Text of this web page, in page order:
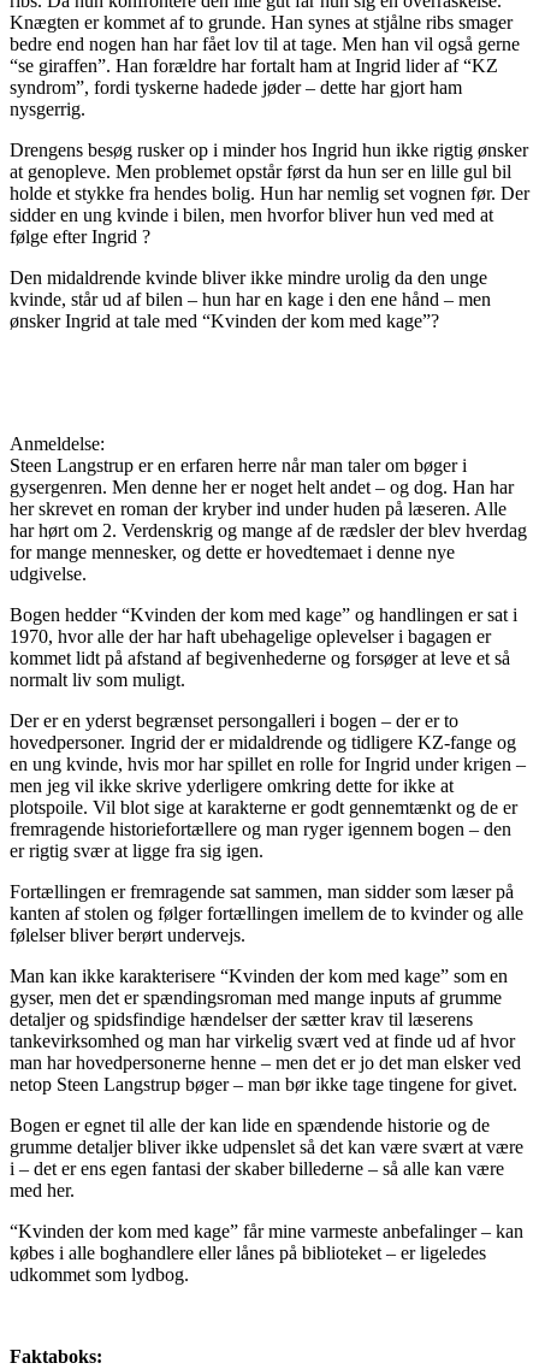
Knægten er kommet af to grunde. Han synes at stjålne ribs smager
bedre end nogen han har fået lov til at tage. Men han vil også gerne
“se giraffen”. Han forældre har fortalt ham at Ingrid lider af “KZ
syndrom”, fordi tyskerne hadede jøder – dette har gjort ham
nysgerrig.
Drengens besøg rusker op i minder hos Ingrid hun ikke rigtig ønsker
at genopleve. Men problemet opstår først da hun ser en lille gul bil
holde et stykke fra hendes bolig. Hun har nemlig set vognen før. Der
sidder en ung kvinde i bilen, men hvorfor bliver hun ved med at
følge efter Ingrid ?
Den midaldrende kvinde bliver ikke mindre urolig da den unge
kvinde, står ud af bilen – hun har en kage i den ene hånd – men
ønsker Ingrid at tale med “Kvinden der kom med kage”?
Anmeldelse:
Steen Langstrup er en erfaren herre når man taler om bøger i
gysergenren. Men denne her er noget helt andet – og dog. Han har
her skrevet en roman der kryber ind under huden på læseren. Alle
har hørt om 2. Verdenskrig og mange af de rædsler der blev hverdag
for mange mennesker, og dette er hovedtemaet i denne nye
udgivelse.
Bogen hedder “Kvinden der kom med kage” og handlingen er sat i
1970, hvor alle der har haft ubehagelige oplevelser i bagagen er
kommet lidt på afstand af begivenhederne og forsøger at leve et så
normalt liv som muligt.
Der er en yderst begrænset persongalleri i bogen – der er to
hovedpersoner. Ingrid der er midaldrende og tidligere KZ-fange og
en ung kvinde, hvis mor har spillet en rolle for Ingrid under krigen –
men jeg vil ikke skrive yderligere omkring dette for ikke at
plotspoile. Vil blot sige at karakterne er godt gennemtænkt og de er
fremragende historiefortællere og man ryger igennem bogen – den
er rigtig svær at ligge fra sig igen.
Fortællingen er fremragende sat sammen, man sidder som læser på
kanten af stolen og følger fortællingen imellem de to kvinder og alle
følelser bliver berørt undervejs.
Man kan ikke karakterisere “Kvinden der kom med kage” som en
gyser, men det er spændingsroman med mange inputs af grumme
detaljer og spidsfindige hændelser der sætter krav til læserens
tankevirksomhed og man har virkelig svært ved at finde ud af hvor
man har hovedpersonerne henne – men det er jo det man elsker ved
netop Steen Langstrup bøger – man bør ikke tage tingene for givet.
Bogen er egnet til alle der kan lide en spændende historie og de
grumme detaljer bliver ikke udpenslet så det kan være svært at være
i – det er ens egen fantasi der skaber billederne – så alle kan være
med her.
“Kvinden der kom med kage” får mine varmeste anbefalinger – kan
købes i alle boghandlere eller lånes på biblioteket – er ligeledes
udkommet som lydbog.
Faktaboks: